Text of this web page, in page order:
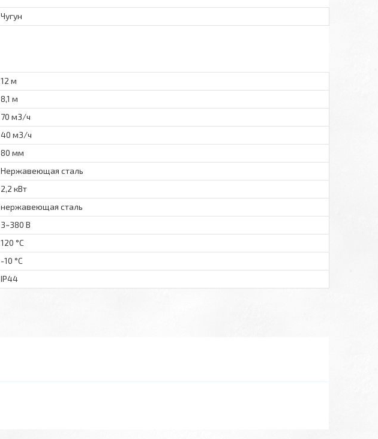
Чугун
12 м
8,1 м
70 м3/ч
40 м3/ч
80 мм
Нержавеющая сталь
2,2 кВт
нержавеющая сталь
3~380 В
120 °С
-10 °С
IP44